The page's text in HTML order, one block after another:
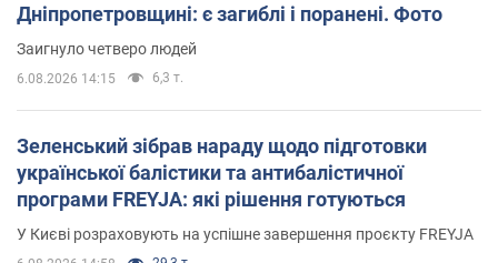
Дніпропетровщині: є загиблі і поранені. Фото
Заигнуло четверо людей
6.08.2026 14:15 6,3 т.
Зеленський зібрав нараду щодо підготовки
української балістики та антибалістичної
програми FREYJA: які рішення готуються
У Києві розраховують на успішне завершення проєкту FREYJA